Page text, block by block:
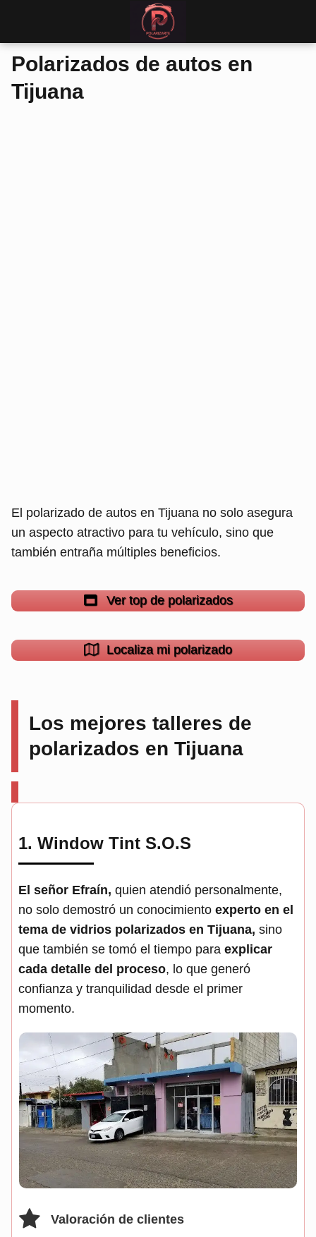
Polarizados de autos en
Tijuana
El polarizado de autos en Tijuana no solo asegura
un aspecto atractivo para tu vehículo, sino que
también entraña múltiples beneficios.
Ver top de polarizados
Localiza mi polarizado
Los mejores talleres de
polarizados en Tijuana
1. Window Tint S.O.S
El señor Efraín, quien atendió personalmente,
no solo demostró un conocimiento experto en el
tema de vidrios polarizados en Tijuana, sino
que también se tomó el tiempo para explicar
cada detalle del proceso, lo que generó
confianza y tranquilidad desde el primer
momento.
Valoración de clientes